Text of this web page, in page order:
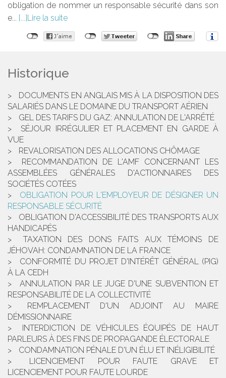
obligation de nommer un responsable sécurité dans son
e...
Lire la suite
Historique
DOCUMENTS EN ANGLAIS MIS À LA DISPOSITION DES
SALARIÉS DANS LE DOMAINE DU TRANSPORT AÉRIEN
GEL DES TARIFS DU GAZ: ANNULATION DE L'ARRÊTÉ
SÉJOUR IRRÉGULIER ET PLACEMENT EN GARDE À
VUE
REVALORISATION DES ALLOCATIONS CHÔMAGE
RECOMMANDATION DE L'AMF CONCERNANT LES
ASSEMBLÉES GÉNÉRALES D'ACTIONNAIRES DES
SOCIÉTÉS COTÉES
OBLIGATION POUR L'EMPLOYEUR DE DÉSIGNER UN
RESPONSABLE SÉCURITÉ
OBLIGATION D'ACCESSIBILITÉ DES TRANSPORTS AUX
HANDICAPÉS
TAXATION DES DONS FAITS AUX TÉMOINS DE
JÉHOVAH: CONDAMNATION DE LA FRANCE
CONFORMITÉ DU PROJET D'INTÉRÊT GÉNÉRAL (PIG)
À LA CEDH
ANNULATION PAR LE JUGE D'UNE SUBVENTION ET
RESPONSABILITÉ DE LA COLLECTIVITÉ
REMPLACEMENT D'UN ADJOINT AU MAIRE
DÉMISSIONNAIRE
INTERDICTION DE VÉHICULES ÉQUIPÉS DE HAUT
PARLEURS À DES FINS DE PROPAGANDE ÉLECTORALE
CONDAMNATION PÉNALE D'UN ÉLU ET INÉLIGIBILITÉ
LICENCIEMENT POUR FAUTE GRAVE ET
LICENCIEMENT POUR FAUTE LOURDE